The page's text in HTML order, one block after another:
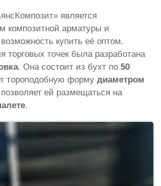
является
композитной арматуры и
купить её оптом.
торговых точек была разработана
. Она состоит из бухт по 50
тороподобную форму диаметром
ей размещаться на
.